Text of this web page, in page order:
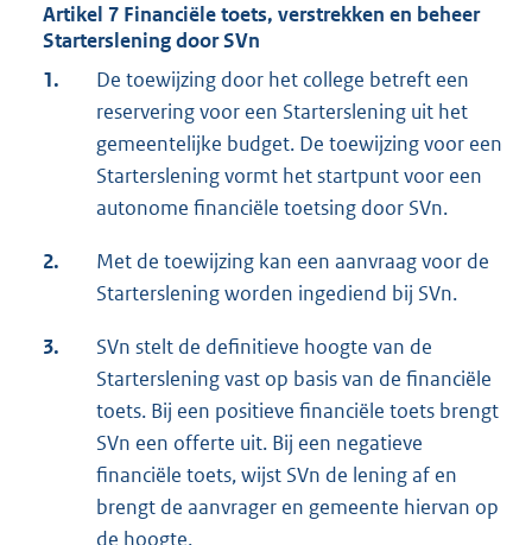
Artikel 7 Financiële toets, verstrekken en beheer
Starterslening door SVn
1.
De toewijzing door het college betreft een
reservering voor een Starterslening uit het
gemeentelijke budget. De toewijzing voor een
Starterslening vormt het startpunt voor een
autonome financiële toetsing door SVn.
2.
Met de toewijzing kan een aanvraag voor de
Starterslening worden ingediend bij SVn.
3.
SVn stelt de definitieve hoogte van de
Starterslening vast op basis van de financiële
toets. Bij een positieve financiële toets brengt
SVn een offerte uit. Bij een negatieve
financiële toets, wijst SVn de lening af en
brengt de aanvrager en gemeente hiervan op
de hoogte.